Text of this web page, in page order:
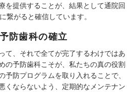
を提供することが、結果として通院回
繋がると確信しています。
防歯科の確立
て、それで全てが完了するわけではあ
の予防歯科こそが、私たちの真の役割
予防プログラムを取り入れることで、
くならないよう、定期的なメンテナン